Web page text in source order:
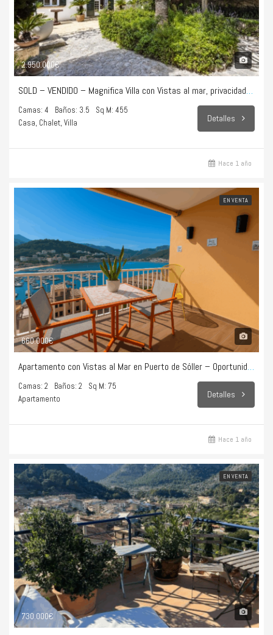
2.950.000€
SOLD – VENDIDO – Magnifica Villa con Vistas al mar, privacidad total y puro estilo de vida en Bonanova
Camas: 4 Baños: 3.5
Sq M: 455
Casa, Chalet, Villa
Detalles
Hace 1 año
EN VENTA
660.000€
Apartamento con Vistas al Mar en Puerto de Sóller – Oportunidad Única
Camas: 2 Baños: 2
Sq M: 75
Apartamento
Detalles
Hace 1 año
EN VENTA
730.000€